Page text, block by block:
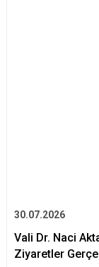
30.07.2026
Vali Dr. Naci
Ziyaretler